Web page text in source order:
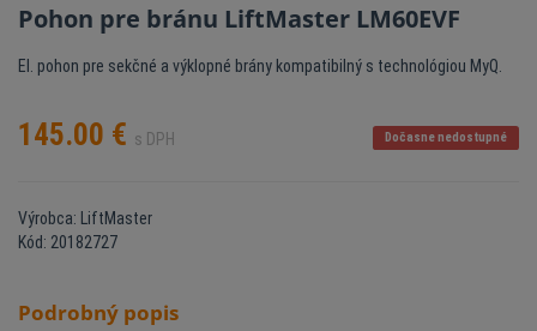
Pohon pre bránu LiftMaster LM60EVF
El. pohon pre sekčné a výklopné brány kompatibilný s technológiou MyQ.
145.00 € s DPH Dočasne nedostupné
Výrobca: LiftMaster
Kód: 20182727
Podrobný popis